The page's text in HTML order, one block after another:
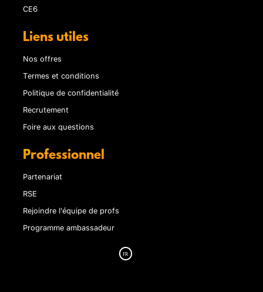
CE6
Liens utiles
Nos offres
Termes et conditions
Politique de confidentialité
Recrutement
Foire aux questions
Professionnel
Partenariat
RSE
Rejoindre l'équipe de profs
Programme ambassadeur